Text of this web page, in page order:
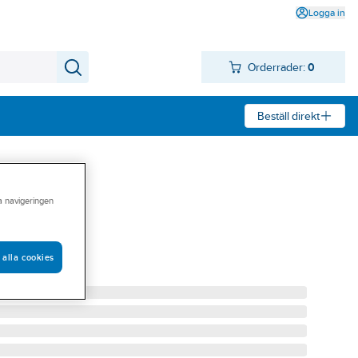
Logga in
Orderrader: 0
Beställ direkt
FRANKE
navigeringen
alla cookies